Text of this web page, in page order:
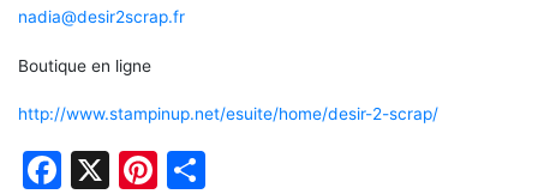
nadia@desir2scrap.fr
Boutique en ligne
http://www.stampinup.net/esuite/home/desir-2-scrap/
Facebook
X Pinterest